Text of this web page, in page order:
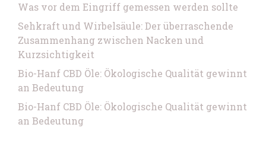
Was vor dem Eingriff gemessen werden sollte
Sehkraft und Wirbelsäule: Der überraschende
Zusammenhang zwischen Nacken und
Kurzsichtigkeit
Bio-Hanf CBD Öle: Ökologische Qualität gewinnt
an Bedeutung
Bio-Hanf CBD Öle: Ökologische Qualität gewinnt
an Bedeutung